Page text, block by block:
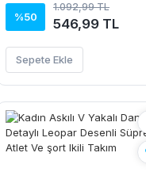
%50
1.092,99 TL
546,99 TL
Sepete Ekle